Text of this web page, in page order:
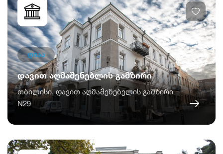
ღიაა
დავით აღმაშენებლის გამზირი
თბილისი, დავით აღმაშენებელის გამზირი
N29